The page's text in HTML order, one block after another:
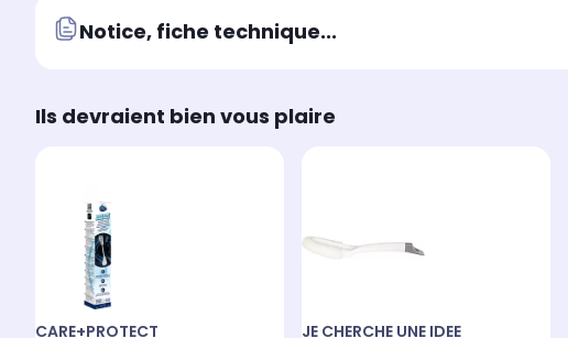
Notice, fiche technique...
Ils devraient bien vous plaire
CARE+PROTECT JE CHERCHE UNE IDEE